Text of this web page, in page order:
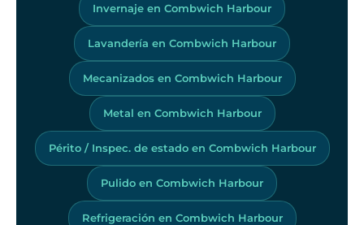
Invernaje en Combwich Harbour
Lavandería en Combwich Harbour
Mecanizados en Combwich Harbour
Metal en Combwich Harbour
Périto / Inspec. de estado en Combwich Harbour
Pulido en Combwich Harbour
Refrigeración en Combwich Harbour